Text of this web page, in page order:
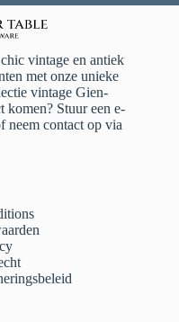
vintage en antiek
met onze unieke
vintage Gien-
komen? Stuur een e-
neem contact op via